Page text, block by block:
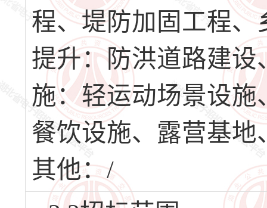
程、堤防加固工程
提升：防洪道路建
施：轻运动场景设
餐饮设施、露营基
其他：/